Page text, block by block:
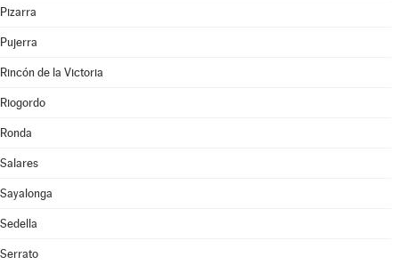
Pizarra
Pujerra
Rincón de la Victoria
Riogordo
Ronda
Salares
Sayalonga
Sedella
Serrato